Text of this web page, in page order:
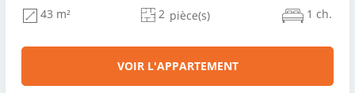
43 m² 2 pièce(s) 1 ch.
VOIR L'APPARTEMENT